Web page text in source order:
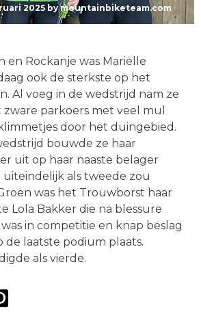
2025bymountainbiketeam.com
en Rockanje was Mariëlle
ook de sterkste op het
Al voeg in de wedstrijd nam ze
parkoers met veel mul
door het duingebied.
bouwde ze haar
uit op haar naaste belager
uiteindelijk als tweede zou
was het Trouwborst haar
Lola Bakker die na blessure
in competitie en knap beslag
de laatste podium plaats.
als vierde.